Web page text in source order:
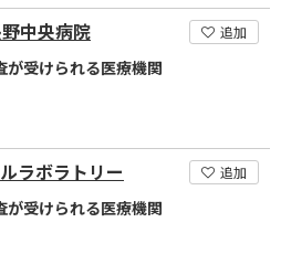
中央病院 追加
が受けられる医療機関
ラボラトリー 追加
が受けられる医療機関